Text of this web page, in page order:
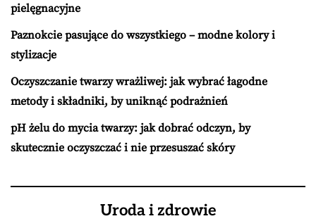
pielęgnacyjne
Paznokcie pasujące do wszystkiego – modne kolory i
stylizacje
Oczyszczanie twarzy wrażliwej: jak wybrać łagodne
metody i składniki, by uniknąć podrażnień
pH żelu do mycia twarzy: jak dobrać odczyn, by
skutecznie oczyszczać i nie przesuszać skóry
Uroda i zdrowie